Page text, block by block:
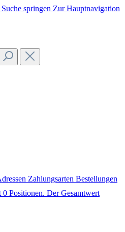
springen Zur Hauptnavigation
Zahlungsarten Bestellungen
0 Positionen. Der Gesamtwert